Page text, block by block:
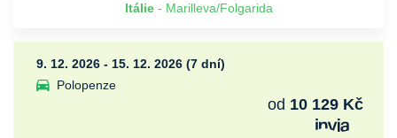
Itálie- Marilleva/Folgarida
9. 12. 2026 - 15. 12. 2026 (7 dní)
Polopenze
od 10 129 Kč